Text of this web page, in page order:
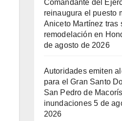
Comandante del
reinaugura el puesto
Aniceto Martínez tras
remodelación en
de agosto de 2026
Autoridades emiten
para el Gran Santo
San Pedro de
inundaciones 5 de
2026